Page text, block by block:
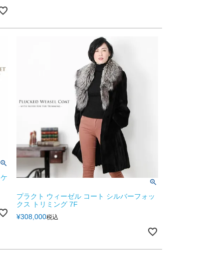
プラクト ウィーゼル コート シルバーフォッ
クス トリミング 7F
¥308,000税込